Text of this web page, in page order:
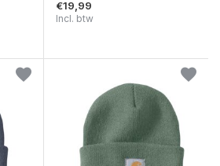
€19,99
Incl. btw